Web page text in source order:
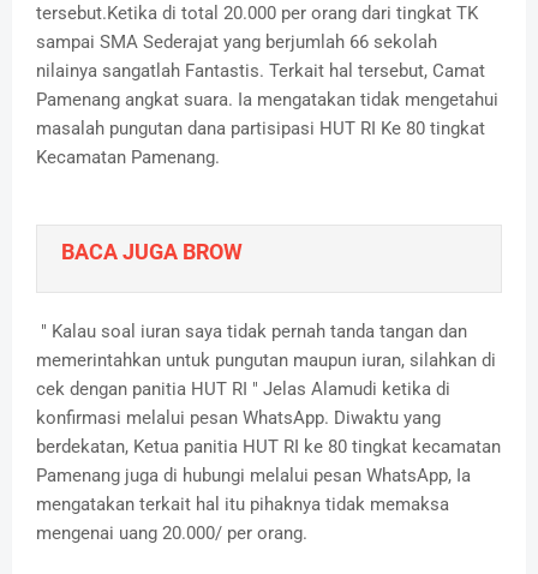
tersebut.Ketika di total 20.000 per orang dari tingkat TK
sampai SMA Sederajat yang berjumlah 66 sekolah
nilainya sangatlah Fantastis. Terkait hal tersebut, Camat
Pamenang angkat suara. Ia mengatakan tidak mengetahui
masalah pungutan dana partisipasi HUT RI Ke 80 tingkat
Kecamatan Pamenang.
BACA JUGA BROW
" Kalau soal iuran saya tidak pernah tanda tangan dan
memerintahkan untuk pungutan maupun iuran, silahkan di
cek dengan panitia HUT RI " Jelas Alamudi ketika di
konfirmasi melalui pesan WhatsApp. Diwaktu yang
berdekatan, Ketua panitia HUT RI ke 80 tingkat kecamatan
Pamenang juga di hubungi melalui pesan WhatsApp, Ia
mengatakan terkait hal itu pihaknya tidak memaksa
mengenai uang 20.000/ per orang.